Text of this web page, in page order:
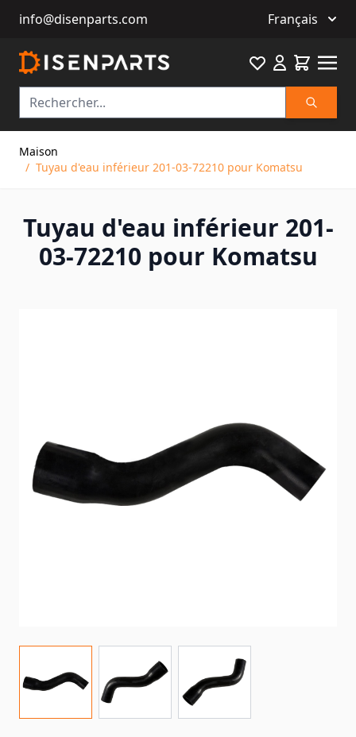
info@disenparts.com Français
FavouriteCart
Maison
/ Tuyau d'eau inférieur 201-03-72210 pour Komatsu
Tuyau d'eau inférieur 201-
03-72210 pour Komatsu